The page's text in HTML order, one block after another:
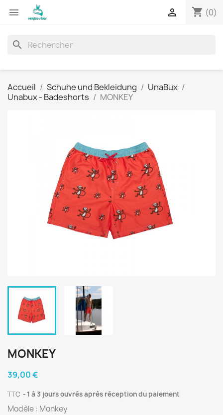
 shopping_cart (0)

search
Accueil Schuhe und Bekleidung
UnaBux
Unabux - Badeshorts
MONKEY
MONKEY
39,00 €
TTC 1 à 3 jours ouvrés après réception du paiement
Modèle : Monkey